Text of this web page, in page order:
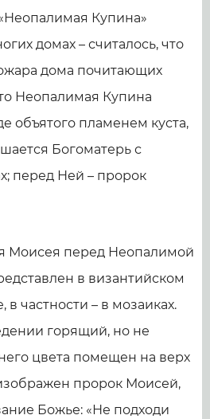
Купина»
домах – считалось, что
дома почитающих
Неопалимая Купина
объятого пламенем куста,
Богоматерь с
перед Ней – пророк
Моисея перед Неопалимой
в византийском
в частности – в мозаиках.
горящий, но не
цвета помещен на верх
пророк Моисей,
Божье: «Не подходи